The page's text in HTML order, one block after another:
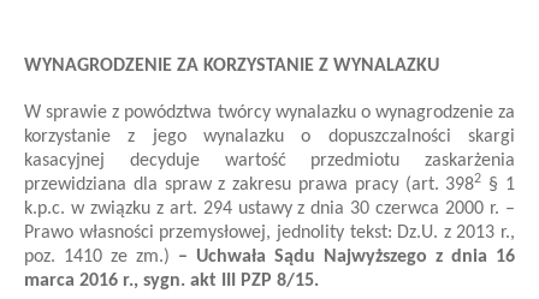
WYNAGRODZENIE ZA KORZYSTANIE Z WYNALAZKU
W sprawie z powództwa twórcy wynalazku o wynagrodzenie za
korzystanie z jego wynalazku o dopuszczalności skargi
kasacyjnej decyduje wartość przedmiotu zaskarżenia
przewidziana dla spraw z zakresu prawa pracy (art. 3982 § 1
k.p.c. w związku z art. 294 ustawy z dnia 30 czerwca 2000 r. –
Prawo własności przemysłowej, jednolity tekst: Dz.U. z 2013 r.,
poz. 1410 ze zm.) – Uchwała Sądu Najwyższego z dnia 16
marca 2016 r., sygn. akt III PZP 8/15.